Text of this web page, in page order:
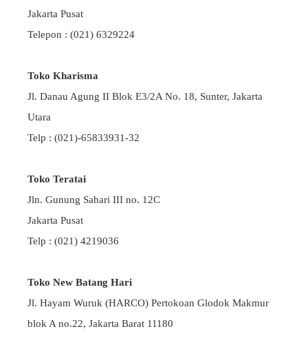
Jakarta Pusat
Telepon : (021) 6329224
Toko Kharisma
Jl. Danau Agung II Blok E3/2A No. 18, Sunter, Jakarta
Utara
Telp : (021)-65833931-32
Toko Teratai
Jln. Gunung Sahari III no. 12C
Jakarta Pusat
Telp : (021) 4219036
Toko New Batang Hari
Jl. Hayam Wuruk (HARCO) Pertokoan Glodok Makmur
blok A no.22, Jakarta Barat 11180